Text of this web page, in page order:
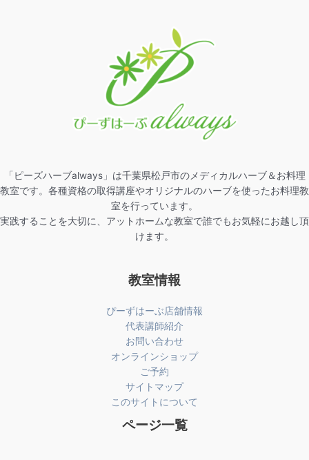
「ピーズハーブalways」は千葉県松戸市のメディカルハーブ＆お料理
教室です。各種資格の取得講座やオリジナルのハーブを使ったお料理教
室を行っています。
実践することを大切に、アットホームな教室で誰でもお気軽にお越し頂
けます。
教室情報
ぴーずはーぶ店舗情報
代表講師紹介
お問い合わせ
オンラインショップ
ご予約
サイトマップ
このサイトについて
ページ一覧